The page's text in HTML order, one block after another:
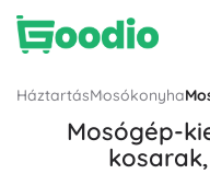
HáztartásMosókonyha
Mosógép-